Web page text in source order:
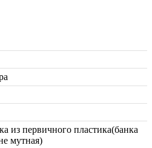
из первичного пластика(банка
мутная)